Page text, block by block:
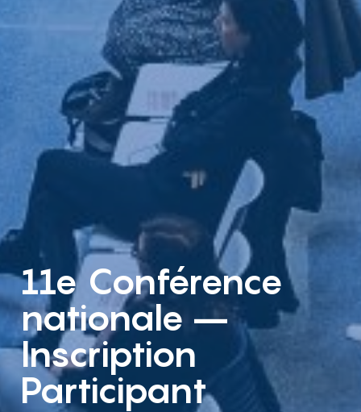
11e Conférence
nationale –
Inscription
Participant